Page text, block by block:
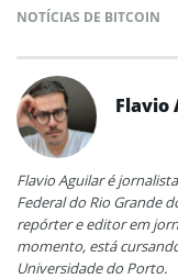
NOTÍCIAS DE BITCOIN
Flavio
Flavio Aguilar é
Federal do Rio Grande
repórter e editor em
momento, está
Universidade do Porto.